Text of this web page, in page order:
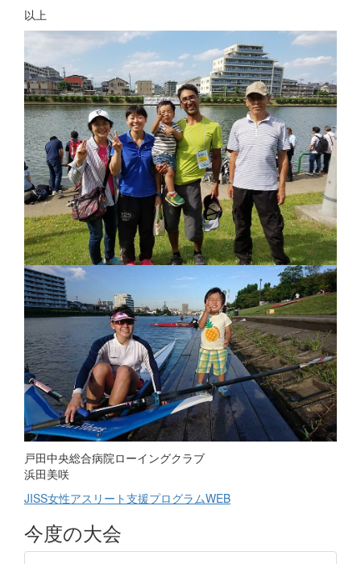
以上
戸田中央総合病院ローイングクラブ
浜田美咲
JISS女性アスリート支援プログラムWEB
今度の大会